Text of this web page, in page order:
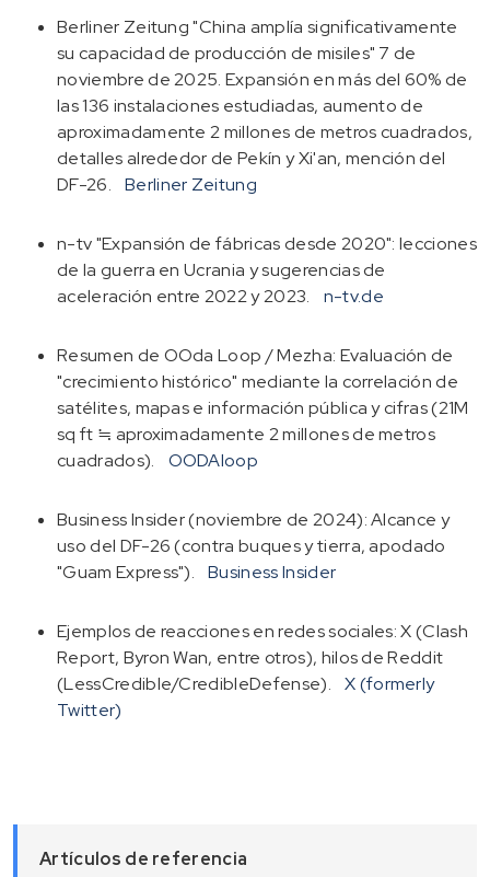
Berliner Zeitung "China amplía significativamente
su capacidad de producción de misiles" 7 de
noviembre de 2025. Expansión en más del 60% de
las 136 instalaciones estudiadas, aumento de
aproximadamente 2 millones de metros cuadrados,
detalles alrededor de Pekín y Xi'an, mención del
DF-26.
Berliner Zeitung
n-tv "Expansión de fábricas desde 2020": lecciones
de la guerra en Ucrania y sugerencias de
aceleración entre 2022 y 2023.
n-tv.de
Resumen de OOda Loop / Mezha: Evaluación de
"crecimiento histórico" mediante la correlación de
satélites, mapas e información pública y cifras (21M
sq ft ≒ aproximadamente 2 millones de metros
cuadrados).
OODAloop
Business Insider (noviembre de 2024): Alcance y
uso del DF-26 (contra buques y tierra, apodado
"Guam Express").
Business Insider
Ejemplos de reacciones en redes sociales: X (Clash
Report, Byron Wan, entre otros), hilos de Reddit
(LessCredible/CredibleDefense).
X (formerly
Twitter)
Artículos de referencia